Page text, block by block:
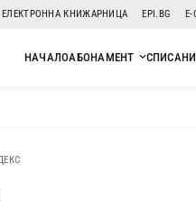
ЕЛЕКТРОННА КНИЖАРНИЦА EPI.BG
НАЧАЛОАБОНАМЕНТ